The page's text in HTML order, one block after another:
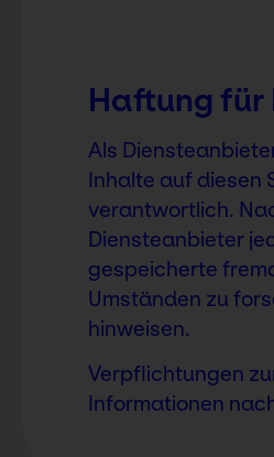
Haftung für
Als
Inhalte auf diesen
verantwortlich.
Diensteanbieter
gespeicherte
Umständen zu
hinweisen.
Verpflichtungen
Informationen